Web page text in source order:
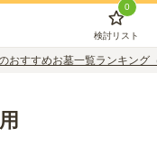
0
検討リスト
おすすめお墓一覧ランキング